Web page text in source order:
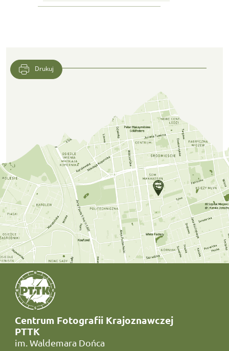
Drukuj
Centrum Fotografii Krajoznawczej
PTTK
im. Waldemara Dońca